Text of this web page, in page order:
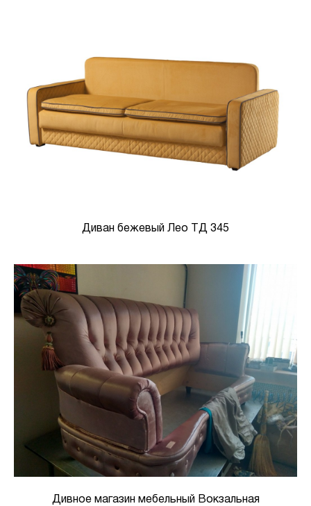
Диван бежевый Лео ТД 345
Дивное магазин мебельный Вокзальная